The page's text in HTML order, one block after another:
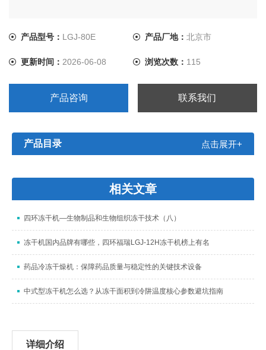
产品型号： LGJ-80E 产品厂地： 北京市
更新时间：2026-06-08 浏览次数： 115
产品咨询 联系我们
产品目录 点击展开+
相关文章
四环冻干机—生物制品和生物组织冻干技术（八）
冻干机国内品牌有哪些，四环福瑞LGJ-12H冻干机榜上有名
药品冷冻干燥机：保障药品质量与稳定性的关键技术设备
中式型冻干机怎么选？从冻干面积到冷阱温度核心参数避坑指南
详细介绍